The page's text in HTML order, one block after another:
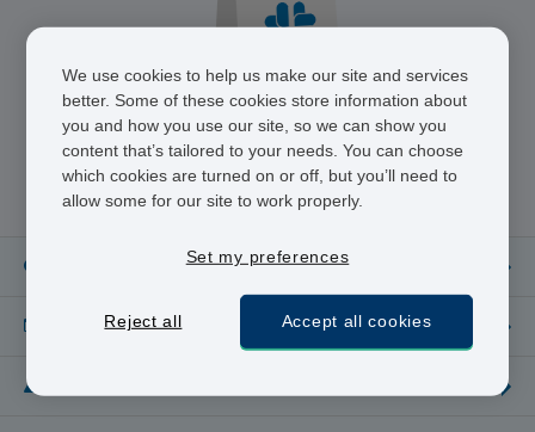
Femoston
Dydrogestérone / Estradiol
Conseils d’utilisation
We use cookies to help us make our site and services
better. Some of these cookies store information about
you and how you use our site, so we can show you
content that’s tailored to your needs. You can choose
which cookies are turned on or off, but you’ll need to
allow some for our site to work properly.
Set my preferences
Reject all Accept all cookies